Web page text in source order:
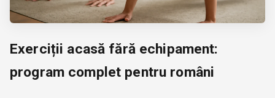
Exerciții acasă fără echipament:
program complet pentru români